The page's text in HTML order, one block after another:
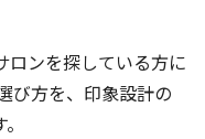
ロンを探している方に
び方を、印象設計の